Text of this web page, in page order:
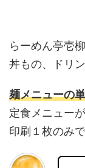
らーめん亭壱
丼もの、ドリ
麺メニューの
定食メニュー
印刷１枚のみ